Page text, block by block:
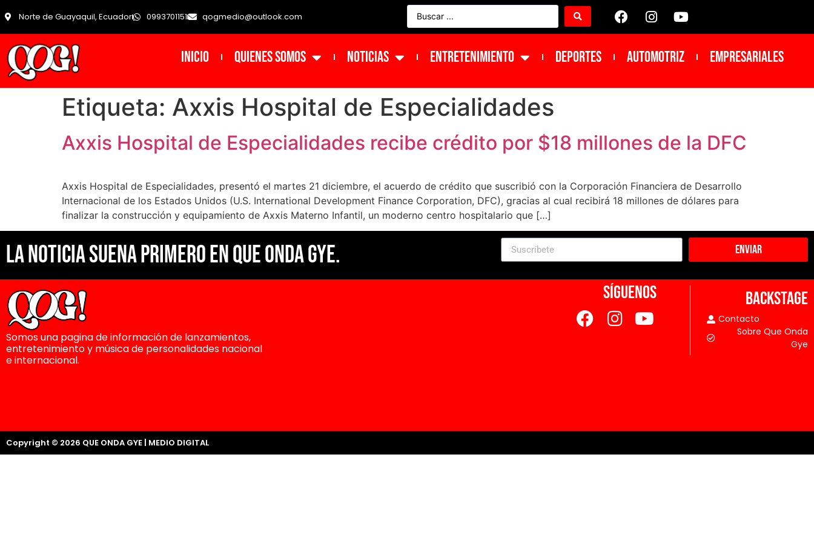
Norte de Guayaquil, Ecuador 0993701151 qogmedio@outlook.com
INICIO Quienes Somos NOTICIAS ENTRETENIMIENTO DEPORTES Automotriz Empresariales
Etiqueta: Axxis Hospital de Especialidades
Axxis Hospital de Especialidades recibe crédito por $18 millones de la DFC
Axxis Hospital de Especialidades, presentó el martes 21 diciembre, el acuerdo de crédito que suscribió con la Corporación Financiera de Desarrollo
Internacional de los Estados Unidos (U.S. International Development Finance Corporation, DFC), gracias al cual recibirá 18 millones de dólares para
finalizar la construcción y equipamiento de Axxis Materno Infantil, un moderno centro hospitalario que […]
La noticia suena primero en Que Onda Gye. Enviar
Somos una pagina de información de lanzamientos,
entretenimiento y música de personalidades nacional
e internacional.
SÍGUENOS BACKSTAGE
Contacto
Sobre Que Onda
Gye
Copyright © 2026 QUE ONDA GYE | MEDIO DIGITAL